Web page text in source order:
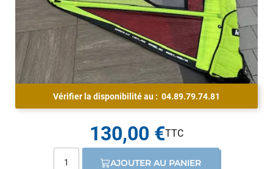
Vérifier la disponibilité au : 04.89.79.74.81
130,00 €
AJOUTER AU PANIER